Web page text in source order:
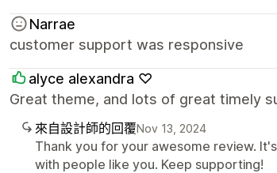
Narrae
customer support was responsive
alyce alexandra ♡
Great theme, and lots of great timely
來自設計師的回覆Nov 13, 2024
Thank you for your awesome review.
with people like you. Keep supporting!